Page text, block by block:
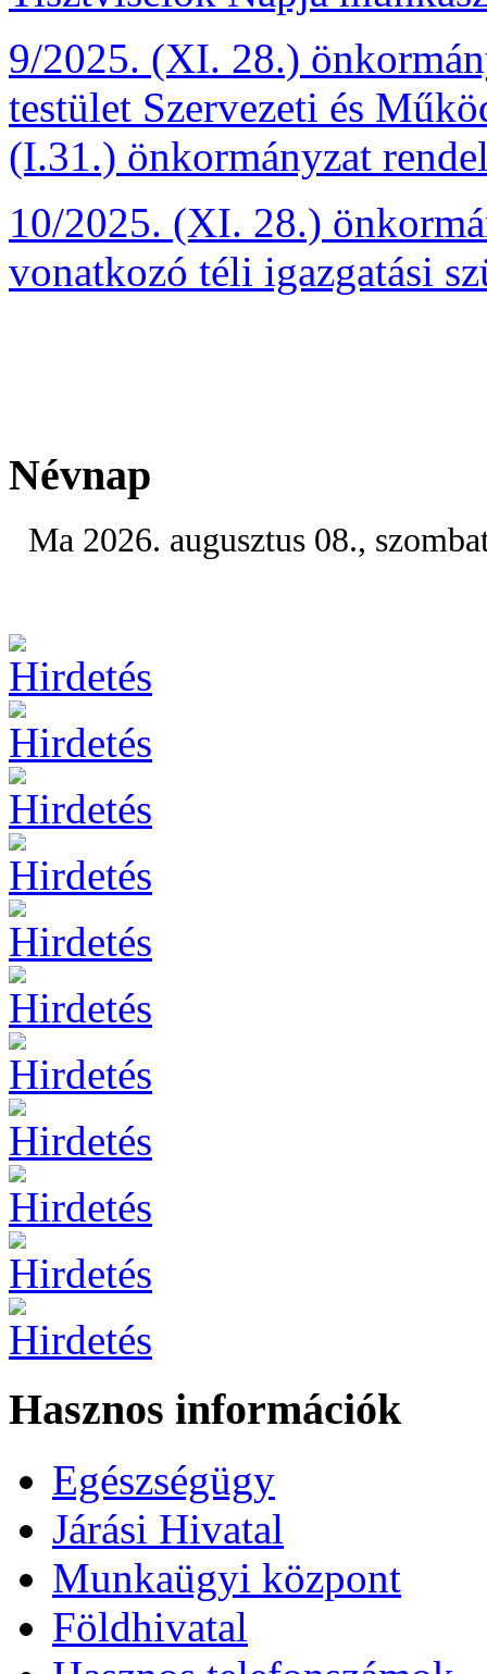
9/2025. (XI. 28.)
testület Szervezeti és
(I.31.) önkormányzat
10/2025. (XI. 28.)
vonatkozó téli igazgatási
Névnap
Ma 2026. augusztus 08.,
Hasznos információk
Egészségügy
Járási Hivatal
Munkaügyi központ
Földhivatal